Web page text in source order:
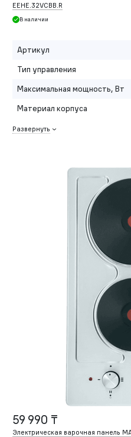
EEHE.32VCBB.R
В наличии
Артикул
Тип управления
Максимальная мощность, Вт
Материал корпуса
Развернуть
59 990 ₸
Электрическая варочная панель